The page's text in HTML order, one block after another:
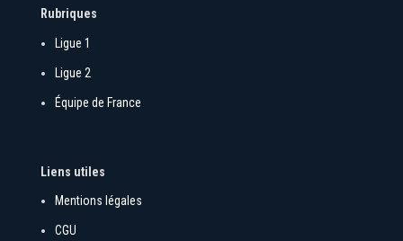
Rubriques
Ligue 1
Ligue 2
Équipe de France
Liens utiles
Mentions légales
CGU